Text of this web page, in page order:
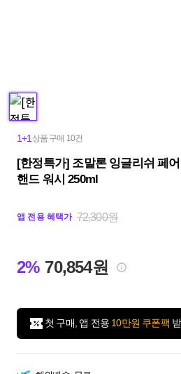
1+1 상품 구매 10건
[한정특가] 조말론 잉글리쉬 페
핸드 워시 250ml
앱 전용 혜택가 72,300원
2% 70,854원
첫 구매, 앱 전용 10만원 쿠폰팩